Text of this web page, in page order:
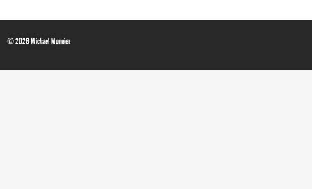
© 2026 Michael Monnier